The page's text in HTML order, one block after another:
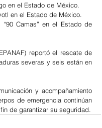
en el Estado de México.
en el Estado de México.
reportó el rescate de
severas y seis están en
y acompañamiento
de emergencia continúan
de garantizar su seguridad.